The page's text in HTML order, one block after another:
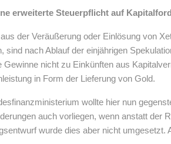
erweiterte Steuerpflicht auf
der Veräußerung oder Einlösung von
sind nach Ablauf der einjährigen
Gewinne nicht zu Einkünften aus
in Form der Lieferung von Gold.
wollte hier nun
auch vorliegen, wenn anstatt der
wurde dies aber nicht umgesetzt.